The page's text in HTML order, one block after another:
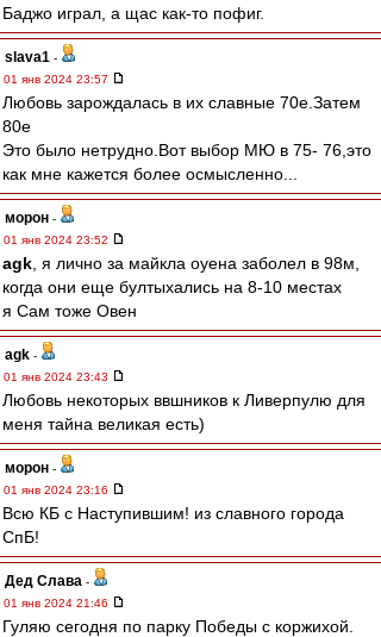
Баджо играл, а щас как-то пофиг.
slava1 -
01 янв 2024 23:57
Любовь зарождалась в их славные 70е.Затем
80е
Это было нетрудно.Вот выбор МЮ в 75- 76,это
как мне кажется более осмысленно...
морон -
01 янв 2024 23:52
agk , я лично за майкла оуена заболел в 98м,
когда они еще бултыхались на 8-10 местах
я Сам тоже Овен
agk -
01 янв 2024 23:43
Любовь некоторых ввшников к Ливерпулю для
меня тайна великая есть)
морон -
01 янв 2024 23:16
Всю КБ с Наступившим! из славного города
СпБ!
Дед Слава -
01 янв 2024 21:46
Гуляю сегодня по парку Победы с коржихой.